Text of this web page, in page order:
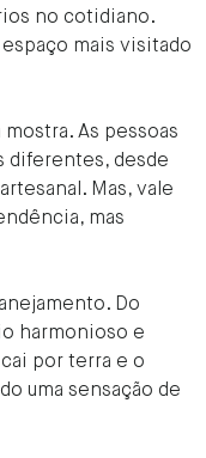
no cotidiano.
mais visitado
mostra. As pessoas
diferentes, desde
Mas, vale
mas
Do
harmonioso e
por terra e o
uma sensação de